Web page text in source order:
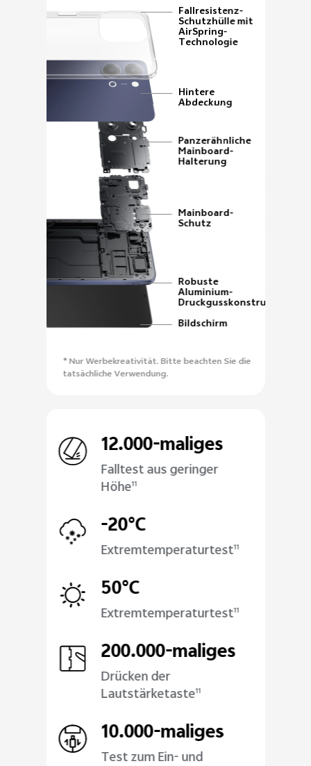
Fallresistenz-
Schutzhülle mit
AirSpring-
Technologie
Hintere
Abdeckung
Panzerähnliche
Mainboard-
Halterung
Mainboard-
Schutz
Robuste
Aluminium-
Druckgusskonstruktion
Bildschirm
* Nur Werbekreativität. Bitte beachten Sie die
tatsächliche Verwendung.
12.000-maliges
Falltest aus geringer
Höhe11
-20°C
Extremtemperaturtest11
50°C
Extremtemperaturtest11
200.000-maliges
Drücken der
Lautstärketaste11
10.000-maliges
Test zum Ein- und